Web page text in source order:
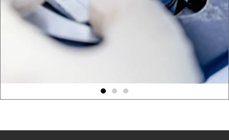
Le micron en filtration industrielle